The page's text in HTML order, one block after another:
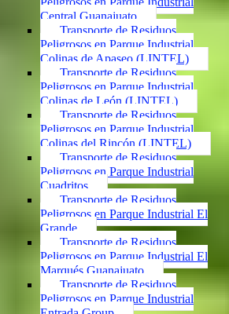
Central Guanajuato
Transporte de Residuos
Peligrosos en Parque Industrial
Colinas de Apaseo (LINTEL)
Transporte de Residuos
Peligrosos en Parque Industrial
Colinas de León (LINTEL)
Transporte de Residuos
Peligrosos en Parque Industrial
Colinas del Rincón (LINTEL)
Transporte de Residuos
Peligrosos en Parque Industrial
Cuadritos
Transporte de Residuos
Peligrosos en Parque Industrial El
Grande
Transporte de Residuos
Peligrosos en Parque Industrial El
Marqués Guanajuato
Transporte de Residuos
Peligrosos en Parque Industrial